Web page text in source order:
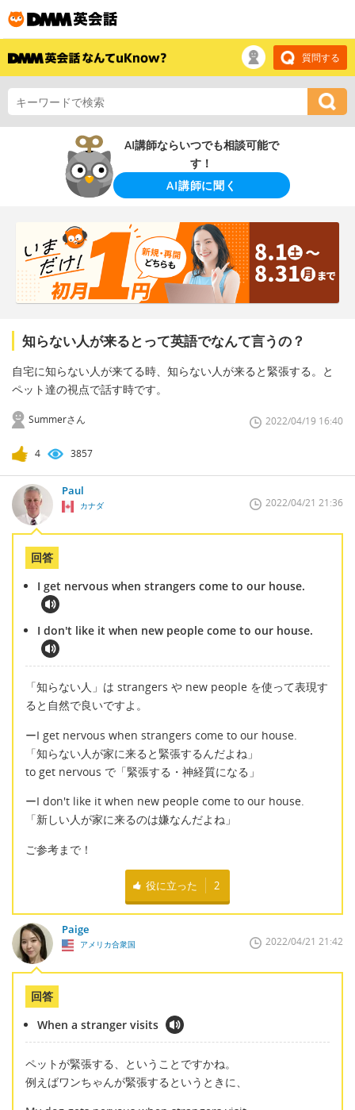
質問する
AI講師ならいつでも相談可能で
す！
AI講師に聞く
知らない人が来るとって英語でなんて言うの？
自宅に知らない人が来てる時、知らない人が来ると緊張する。と
ペット達の視点で話す時です。
Summerさん 2022/04/19 16:40
4 3857
Paul
カナダ 2022/04/21 21:36
回答
I get nervous when strangers come to our house.
I don't like it when new people come to our house.
「知らない人」は strangers や new people を使って表現す
ると自然で良いですよ。
ーI get nervous when strangers come to our house.
「知らない人が家に来ると緊張するんだよね」
to get nervous で「緊張する・神経質になる」
ーI don't like it when new people come to our house.
「新しい人が家に来るのは嫌なんだよね」
ご参考まで！
役に立った 2
Paige
アメリカ合衆国 2022/04/21 21:42
回答
When a stranger visits
ペットが緊張する、ということですかね。
例えばワンちゃんが緊張するというときに、